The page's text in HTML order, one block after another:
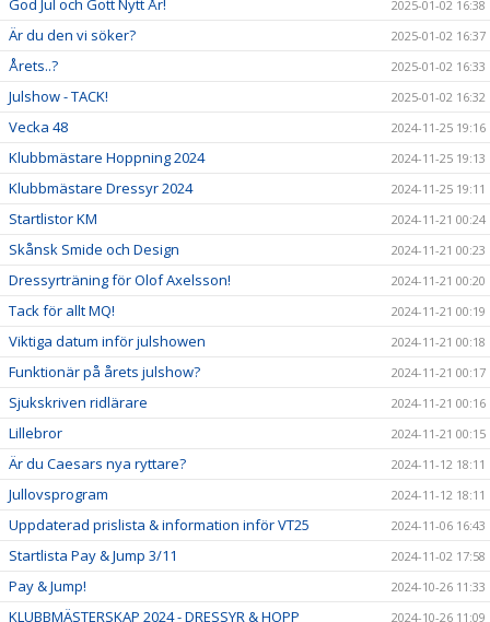
2025-01-02 16:38
Är du den vi söker? 2025-01-02 16:37
Årets..? 2025-01-02 16:33
Julshow - TACK! 2025-01-02 16:32
Vecka 48 2024-11-25 19:16
Klubbmästare Hoppning 2024 2024-11-25 19:13
Klubbmästare Dressyr 2024 2024-11-25 19:11
Startlistor KM 2024-11-21 00:24
Skånsk Smide och Design 2024-11-21 00:23
Dressyrträning för Olof Axelsson! 2024-11-21 00:20
Tack för allt MQ! 2024-11-21 00:19
Viktiga datum inför julshowen 2024-11-21 00:18
Funktionär på årets julshow? 2024-11-21 00:17
Sjukskriven ridlärare 2024-11-21 00:16
Lillebror 2024-11-21 00:15
Är du Caesars nya ryttare? 2024-11-12 18:11
Jullovsprogram 2024-11-12 18:11
Uppdaterad prislista & information inför VT25 2024-11-06 16:43
Startlista Pay & Jump 3/11 2024-11-02 17:58
Pay & Jump! 2024-10-26 11:33
KLUBBMÄSTERSKAP 2024 - DRESSYR & HOPP 2024-10-26 11:09